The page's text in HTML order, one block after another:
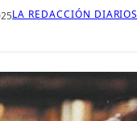
LA REDACCIÓN